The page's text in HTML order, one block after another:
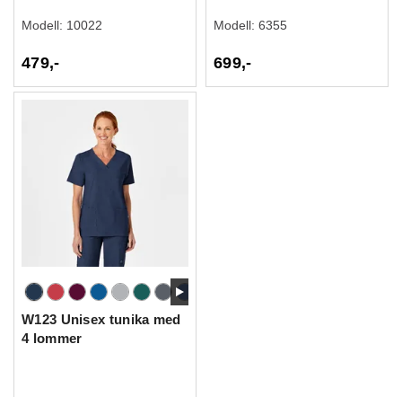
Modell: 10022
479,-
Modell: 6355
699,-
W123 Unisex tunika med
4 lommer